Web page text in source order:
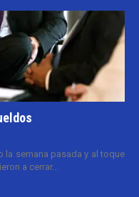
la semana pasada y al toque
a cerrar...